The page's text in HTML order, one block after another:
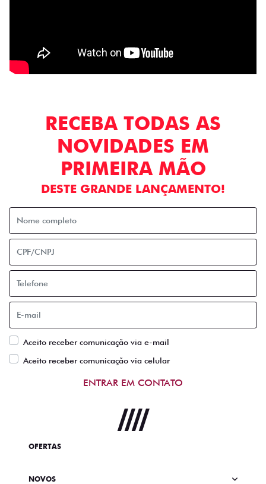
RECEBA TODAS AS
NOVIDADES EM
PRIMEIRA MÃO
DESTE GRANDE LANÇAMENTO!
Aceito receber comunicação via e-mail
Aceito receber comunicação via celular
ENTRAR EM CONTATO
OFERTAS
NOVOS